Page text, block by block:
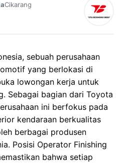
Cikarang
sebuah perusahaan
yang berlokasi di
lowongan kerja untuk
Sebagai bagian dari Toyota
ini berfokus pada
kendaraan berkualitas
berbagai produsen
Posisi Operator Finishing
bahwa setiap